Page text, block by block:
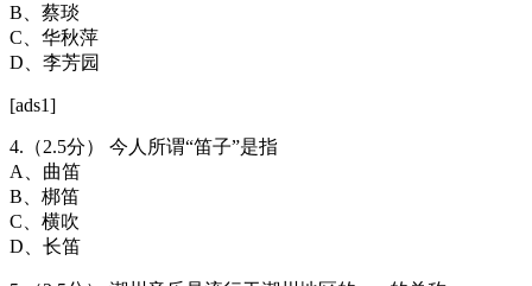
B、蔡琰
C、华秋萍
D、李芳园
[ads1]
4.（2.5分） 今人所谓“笛子”是指
A、曲笛
B、梆笛
C、横吹
D、长笛